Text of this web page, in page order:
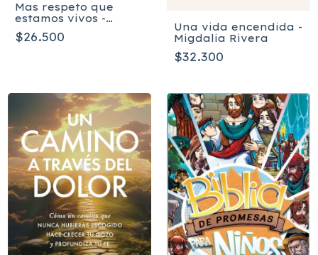
Mas respeto que
estamos vivos -
Chiale Graciela
$26.500
Una vida encendida -
Migdalia Rivera
$32.300